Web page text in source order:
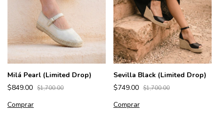
Milá Pearl (Limited Drop)
$849.00 $1,700.00
Comprar
Sevilla Black (Limited Drop)
$749.00 $1,700.00
Comprar